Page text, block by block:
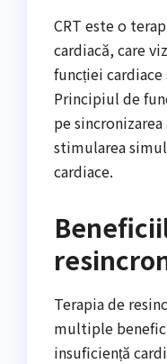
CRT este o
cardiacă, care
funcției
Principiul de
pe
stimularea
cardiace.
Terapia de
multiple
insuficiență